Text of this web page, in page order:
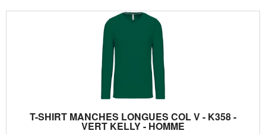
T-SHIRT MANCHES LONGUES COL V - K358 -
VERT KELLY - HOMME